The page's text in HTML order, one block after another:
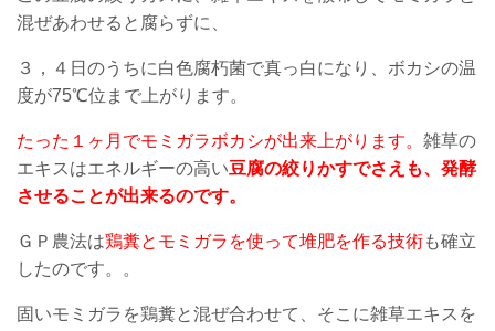
混ぜあわせると腐らずに、
３，４日のうちに白色腐朽菌で真っ白になり、ボカシの温
度が75℃位まで上がります。
たった１ヶ月でモミガラボカシが出来上がります。 雑草の
エキスはエネルギーの高い豆腐の絞りかすでさえも、発酵
させることが出来るのです。
ＧＰ農法は鶏糞とモミガラを使って堆肥を作る技術も確立
したのです。。
固いモミガラを鶏糞と混ぜ合わせて、そこに雑草エキスを